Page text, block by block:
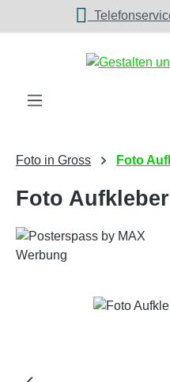
Zum Hauptinhalt springen
Foto in Gross Foto
Foto
Bildergalerie überspringen